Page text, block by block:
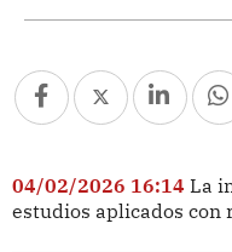
04/02/2026 16:14 La
estudios aplicados con